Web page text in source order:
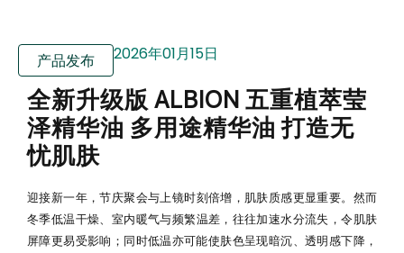
产品发布 2026年01月15日
全新升级版 ALBION 五重植萃莹
泽精华油 多用途精华油 打造无
忧肌肤
迎接新一年，节庆聚会与上镜时刻倍增，肌肤质感更显重要。然而
冬季低温干燥、室内暖气与频繁温差，往往加速水分流失，令肌肤
屏障更易受影响；同时低温亦可能使肤色呈现暗沉、透明感下降，